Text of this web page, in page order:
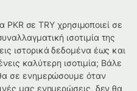
σε TRY χρησιμοποιεί σε
ισοτιμία της
ιστορικά δεδομένα έως και
καλύτερη ισοτιμία; Βάλε
σε ενημερώσουμε όταν
μας ενημερώσεις, δεν θα